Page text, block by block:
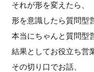
それが形を変えたら、
形を意識したら質問型
本当にちゃんと質問型
結果としてお役立ち営
その切り口でお話、